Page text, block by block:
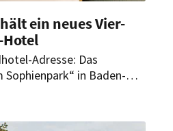
ein neues Vier-
Adresse: Das
in Baden-
neu eröffnen.